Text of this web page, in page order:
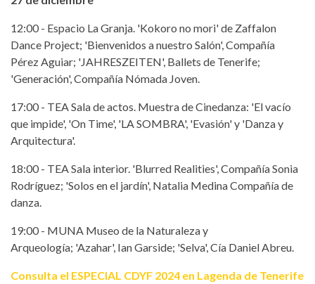
12:00 - Espacio La Granja. 'Kokoro no mori' de Zaffalon
Dance Project; 'Bienvenidos a nuestro Salón', Compañía
Pérez Aguiar; 'JAHRESZEITEN', Ballets de Tenerife;
'Generación', Compañía Nómada Joven.
17:00 - TEA Sala de actos. Muestra de Cinedanza: 'El vacío
que impide', 'On Time', 'LA SOMBRA', 'Evasión' y 'Danza y
Arquitectura'.
18:00 - TEA Sala interior. 'Blurred Realities', Compañía Sonia
Rodríguez; 'Solos en el jardín', Natalia Medina Compañía de
danza.
19:00 - MUNA Museo de la Naturaleza y
Arqueología; 'Azahar', Ian Garside; 'Selva', Cía Daniel Abreu.
Consulta el ESPECIAL CDYF 2024 en Lagenda de Tenerife